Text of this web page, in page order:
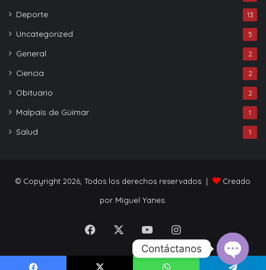
Deporte 13
Uncategorized 5
General 2
Ciencia 2
Obituario 2
Malpaís de Güímar 1
Salud 1
© Copyright 2026, Todos los derechos reservados |
Creado
por Miguel Yanes.
Facebook YouTubeInstagram
Contáctanos